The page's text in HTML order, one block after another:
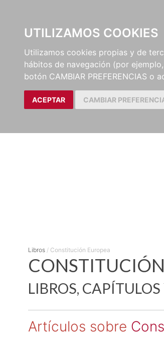
UTILIZAMOS COOKIES
Utilizamos cookies propias y de
hábitos de navegación (por
botón CAMBIAR PREFERENCIAS o
ACEPTAR CAMBIAR
Libros / Constitución Europea
LIBROS,
Artículos sobre